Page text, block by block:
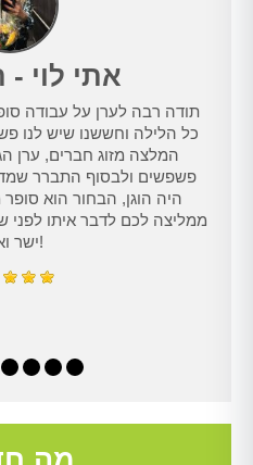
אתי לוי
תודה רבה לערן על עבודה
כל הלילה וחששנו שיש לנו
המלצה מזוג חברים, ערן
פשפשים ולבסוף התברר
היה הוגן, הבחור הוא
ממליצה לכם לדבר איתו
ישר ואמין!